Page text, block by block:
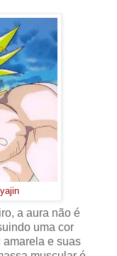
a aura não é
uma cor
e suas